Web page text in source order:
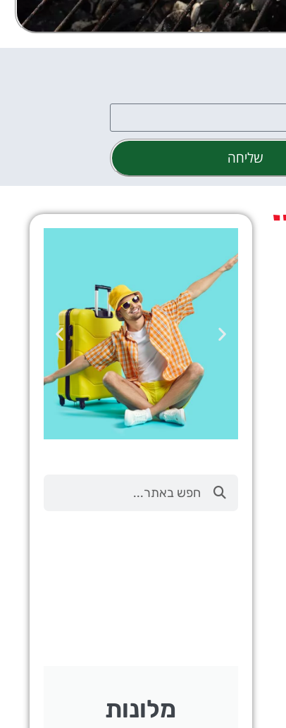
שליחה
טיסות
מלונות